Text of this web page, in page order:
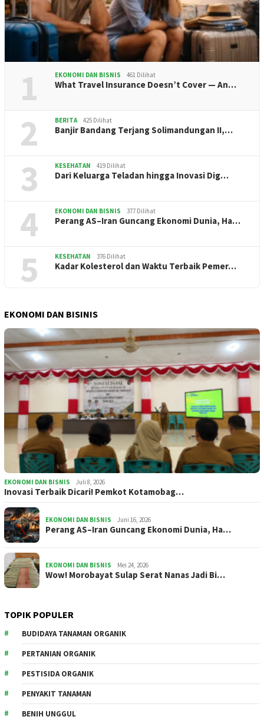
1 EKONOMI DAN BISNIS 461 Dilihat
What Travel Insurance Doesn’t Cover — An…
2 BERITA 425 Dilihat
Banjir Bandang Terjang Solimandungan II,…
3 KESEHATAN 419 Dilihat
Dari Keluarga Teladan hingga Inovasi Dig…
4 EKONOMI DAN BISNIS 377 Dilihat
Perang AS–Iran Guncang Ekonomi Dunia, Ha…
5 KESEHATAN 376 Dilihat
Kadar Kolesterol dan Waktu Terbaik Pemer…
EKONOMI DAN BISINIS
EKONOMI DAN BISNIS Juli 8, 2026
Inovasi Terbaik Dicari! Pemkot Kotamobag…
EKONOMI DAN BISNIS Juni 16, 2026
Perang AS–Iran Guncang Ekonomi Dunia, Ha…
EKONOMI DAN BISNIS Mei 24, 2026
Wow! Morobayat Sulap Serat Nanas Jadi Bi…
TOPIK POPULER
BUDIDAYA TANAMAN ORGANIK
PERTANIAN ORGANIK
PESTISIDA ORGANIK
PENYAKIT TANAMAN
BENIH UNGGUL